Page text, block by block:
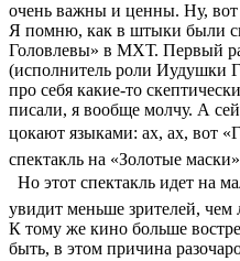
очень важны и ценны. Ну,
Я помню, как в штыки были
Головлевы» в МХТ. Первый
(исполнитель роли Иудушки
про себя какие-то
писали, я вообще молчу. А
цокают языками: ах, ах, вот
спектакль на «Золотые
 Но этот спектакль идет на
увидит меньше зрителей,
К тому же кино больше
быть, в этом причина